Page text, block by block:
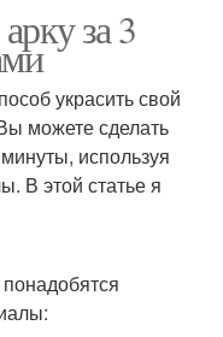
за 3
украсить свой
можете сделать
используя
В этой статье я